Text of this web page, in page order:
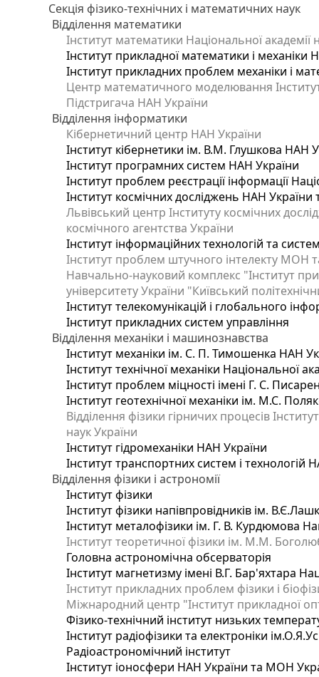
Секція фізико-технічних і математичних наук
Відділення математики
Інститут математики Національної академії
Інститут прикладної математики і механіки
Інститут прикладних проблем механіки і
Центр математичного моделювання
Підстригача НАН України
Відділення інформатики
Кібернетичний центр НАН України
Інститут кібернетики ім. В.М. Глушкова НАН
Інститут програмних систем НАН України
Інститут проблем реєстрації інформації
Інститут космічних досліджень НАН України
Львівський центр Інституту космічних
космічного агентства України
Інститут інформаційних технологій та
Інститут проблем штучного інтелекту МОН
Навчально-науковий комплекс "Інститут
університету України "Київський
Інститут телекомунікацій і глобального
Інститут прикладних систем управління
Відділення механіки і машинознавства
Інститут механіки ім. С. П. Тимошенка НАН
Інститут технічної механіки Національної
Інститут проблем міцності імені Г. С.
Інститут геотехнічної механіки ім. М.С.
Відділення фізики гірничих процесів
наук України
Інститут гідромеханіки НАН України
Інститут транспортних систем і технологій
Відділення фізики і астрономії
Інститут фізики
Інститут фізики напівпровідників ім.
Інститут металофізики ім. Г. В. Курдюмова
Інститут теоретичної фізики ім. М.М.
Головна астрономічна обсерваторія
Інститут магнетизму імені В.Г. Бар'яхтара
Інститут прикладних проблем фізики і
Міжнародний центр "Інститут прикладної
Фізико-технічний інститут низьких
Інститут радіофізики та електроніки
Радіоастрономічний інститут
Інститут іоносфери НАН України та МОН